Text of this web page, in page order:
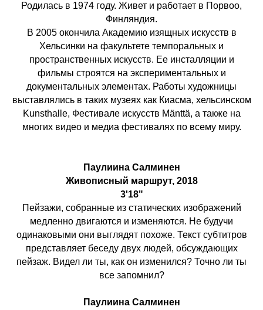
Родилась в 1974 году. Живет и работает в Порвоо,
Финляндия.
В 2005 окончила Академию изящных искусств в
Хельсинки на факультете темпоральных и
пространственных искусств. Ее инсталляции и
фильмы строятся на экспериментальных и
документальных элементах. Работы художницы
выставлялись в таких музеях как Киасма, хельсинском
Kunsthalle, Фестивале искусств Mänttä, а также на
многих видео и медиа фестивалях по всему миру.
Паулиина Салминен
Живописный маршрут, 2018
3'18"
Пейзажи, собранные из статических изображений
медленно двигаются и изменяются. Не будучи
одинаковыми они выглядят похоже. Текст субтитров
представляет беседу двух людей, обсуждающих
пейзаж. Видел ли ты, как он изменился? Точно ли ты
все запомнил?
Паулиина Салминен